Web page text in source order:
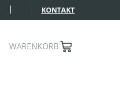
KONTAKT
WARENKORB